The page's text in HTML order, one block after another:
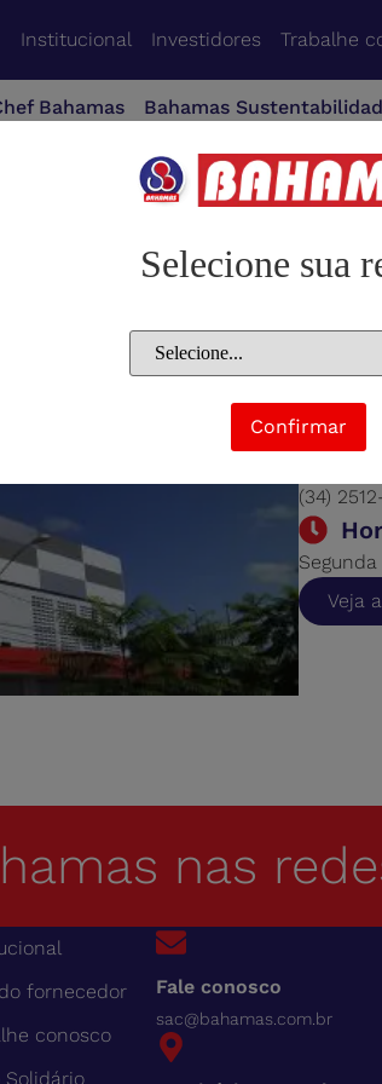
Selecione sua
Confirmar
Institucional Investidores Trabalhe
Bahamas Bahamas
Av.
(34)
Veja
nas
fornecedor
conosco
Solidário
Fale conosco
sac@bahamas.com.br